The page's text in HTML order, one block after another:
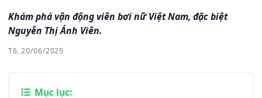
Khám phá vận động viên bơi nữ Việt Nam, đặc biệt
Nguyễn Thị Ánh Viên.
T6, 20/06/2025
Mục lục: